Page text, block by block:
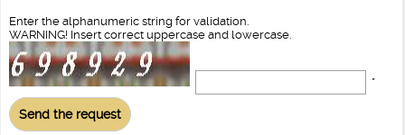
Enter the alphanumeric string for validation.
WARNING! Insert correct uppercase and lowercase.
*